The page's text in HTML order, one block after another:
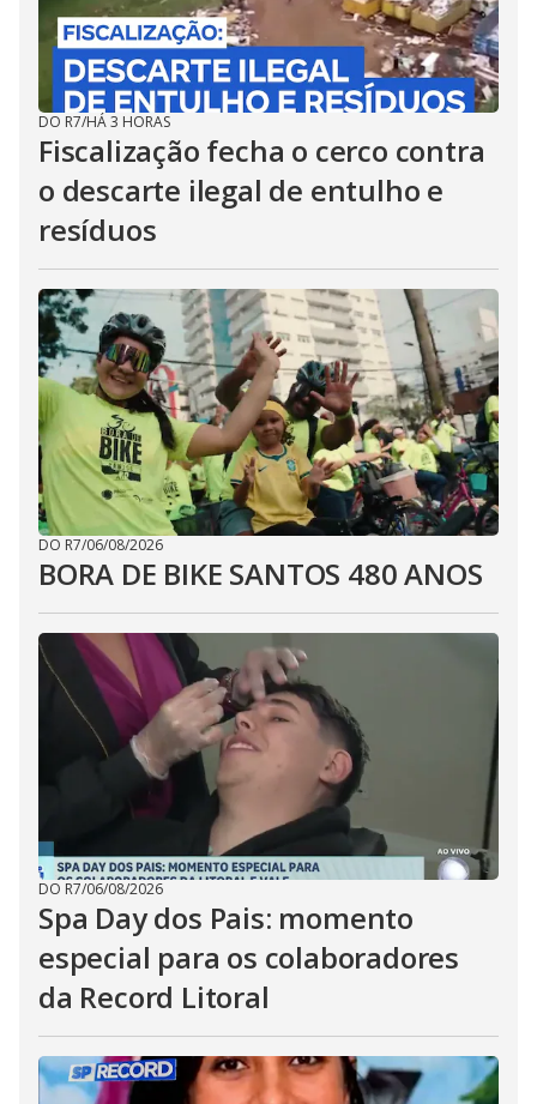
DO R7/HÁ 3 HORAS
Fiscalização fecha o cerco contra
o descarte ilegal de entulho e
resíduos
DO R7/06/08/2026
BORA DE BIKE SANTOS 480 ANOS
DO R7/06/08/2026
Spa Day dos Pais: momento
especial para os colaboradores
da Record Litoral